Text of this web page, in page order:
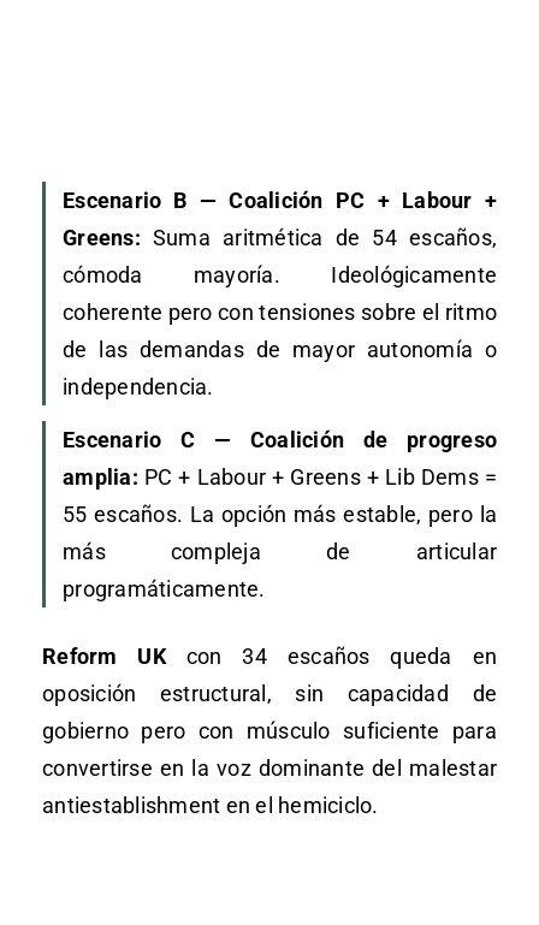
Escenario B — Coalición PC + Labour +
Greens: Suma aritmética de 54 escaños,
cómoda mayoría. Ideológicamente
coherente pero con tensiones sobre el ritmo
de las demandas de mayor autonomía o
independencia.
Escenario C — Coalición de progreso
amplia: PC + Labour + Greens + Lib Dems =
55 escaños. La opción más estable, pero la
más compleja de articular
programáticamente.
Reform UKcon 34 escaños queda en
oposición estructural, sin capacidad de
gobierno pero con músculo suficiente para
convertirse en la voz dominante del malestar
antiestablishment en el hemiciclo.